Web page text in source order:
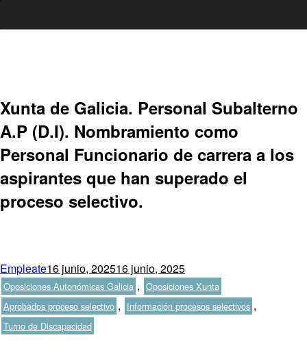
contenido
Xunta de Galicia. Personal Subalterno
A.P (D.I). Nombramiento como
Personal Funcionario de carrera a los
aspirantes que han superado el
proceso selectivo.
Autor
EmpleatePublicado
el
16 junio, 202516 junio, 2025Categorías
Oposiciones Autonómicas Galicia , Oposiciones Xunta
Aprobados proceso selectivo , Información procesos selectivos ,
Turno de Discapacidad